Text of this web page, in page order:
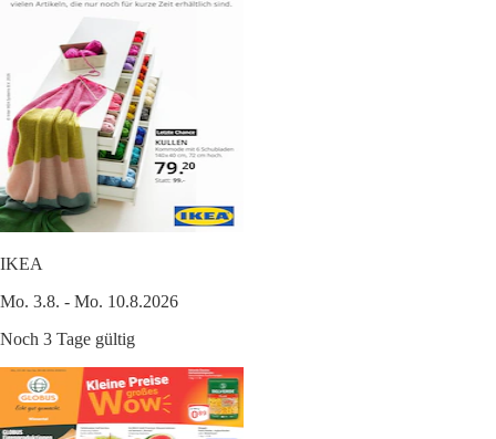
IKEA
Mo. 3.8. - Mo. 10.8.2026
Noch 3 Tage gültig